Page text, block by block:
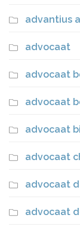
advantius
advocaat
advocaat
advocaat
advocaat
advocaat
advocaat
advocaat